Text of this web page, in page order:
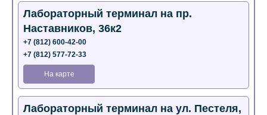
Лабораторный терминал на пр.
Наставников, 36к2
+7 (812) 600-42-00
+7 (812) 577-72-33
На карте
Лабораторный терминал на ул. Пестеля,